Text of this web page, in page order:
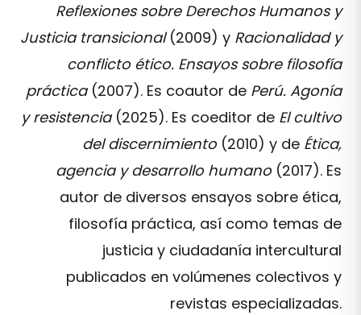
Reflexiones sobre Derechos Humanos y
Justicia transicional(2009) y Racionalidad y
conflicto ético. Ensayos sobre filosofía
práctica(2007). Es coautor de Perú. Agonía
y resistencia(2025). Es coeditor de El cultivo
del discernimiento(2010) y de Ética,
agencia y desarrollo humano(2017). Es
autor de diversos ensayos sobre ética,
filosofía práctica, así como temas de
justicia y ciudadanía intercultural
publicados en volúmenes colectivos y
revistas especializadas.